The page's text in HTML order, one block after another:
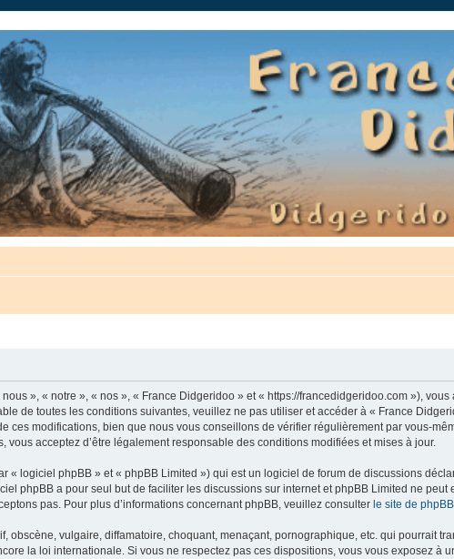
», « notre », « nos », « France Didgeridoo » et « https://francedidgeridoo.com »),
de toutes les conditions suivantes, veuillez ne pas utiliser et accéder à « France
ces modifications, bien que nous vous conseillons de vérifier régulièrement par vous-
acceptez d’être légalement responsable des conditions modifiées et mises à jour.
« logiciel phpBB » et « phpBB Limited ») qui est un logiciel de forum de discussions
phpBB a pour seul but de faciliter les discussions sur internet et phpBB Limited ne
pas. Pour plus d’informations concernant phpBB, veuillez consulter le site de phpBB
obscène, vulgaire, diffamatoire, choquant, menaçant, pornographique, etc. qui pourrait
la loi internationale. Si vous ne respectez pas ces dispositions, vous vous exposez à